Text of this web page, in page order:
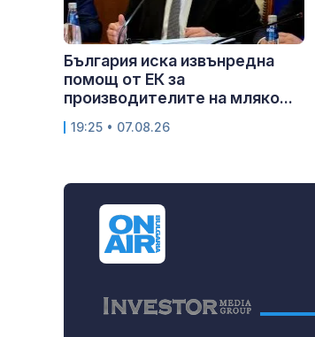
България иска извънредна
помощ от ЕК за
производителите на мляко...
19:25 • 07.08.26